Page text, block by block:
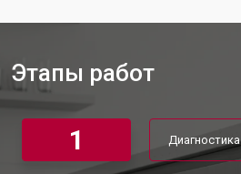
Ремонт или замена пружины дверцы
Замена водоприёмника
Этапы работ
1 Диагностика